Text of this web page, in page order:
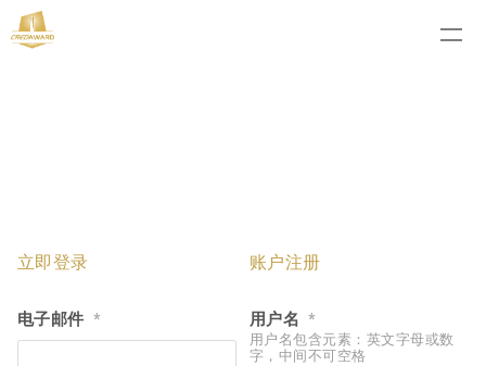
立即登录
电子邮件 *
账户注册
用户名 *
用户名包含元素：英文字母或数
字，中间不可空格